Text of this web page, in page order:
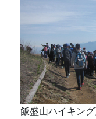
飯盛山ハイキン